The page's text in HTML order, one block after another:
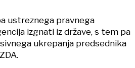
ustreznega pravnega
izgnati iz države, s tem pa
ukrepanja predsednika